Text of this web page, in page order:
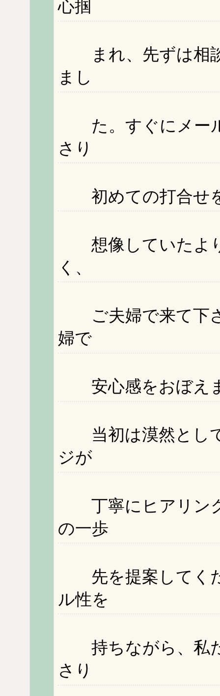
心掴
まれ、先ずは相
まし
た。すぐにメー
さり
初めての打合せ
想像していたよ
く、
ご夫婦で来て下
婦で
安心感をおぼえ
当初は漠然とし
ジが
丁寧にヒアリン
の一歩
先を提案してく
ル性を
持ちながら、私
さり